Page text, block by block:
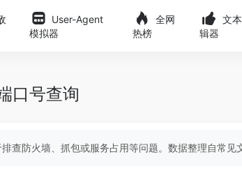
User-Agent
模拟器
全网
热榜
文
辑器
口号查询
查防火墙、抓包或服务占用等问题。数据整理自常见